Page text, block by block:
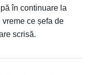
în continuare la
ce șefa de
scrisă.